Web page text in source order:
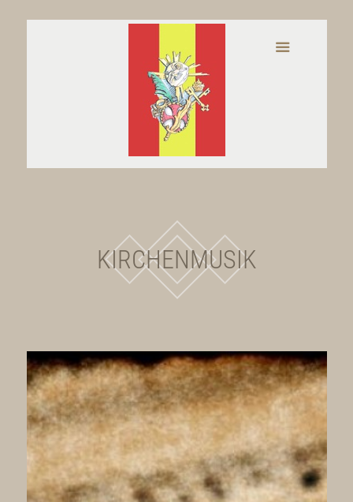
KIRCHENMUSIK